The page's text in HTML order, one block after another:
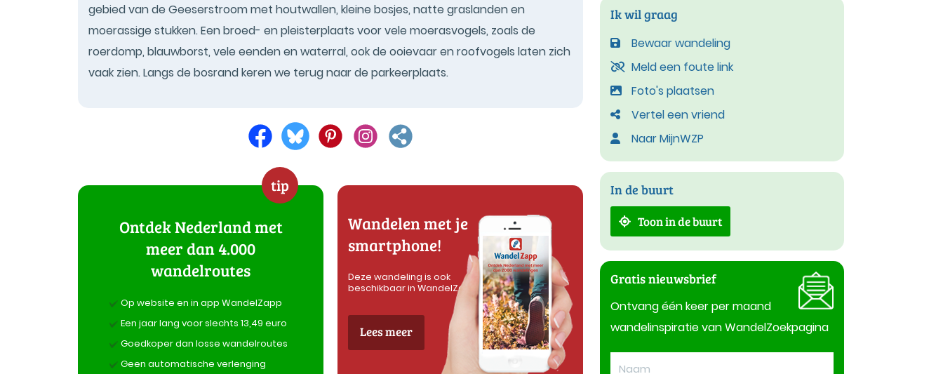
gebied van de Geeserstroom met houtwallen, kleine bosjes, natte graslanden en
moerassige stukken. Een broed- en pleisterplaats voor vele moerasvogels, zoals de
roerdomp, blauwborst, vele eenden en waterral, ook de ooievaar en roofvogels laten zich
vaak zien. Langs de bosrand keren we terug naar de parkeerplaats.
tip
Ontdek Nederland met
meer dan 4.000
wandelroutes
Op website en in app WandelZapp
Een jaar lang voor slechts 13,49 euro
Goedkoper dan losse wandelroutes
Geen automatische verlenging
Wandelen met je
smartphone!
Deze wandeling is ook
beschikbaar in WandelZapp
Lees meer
Ik wil graag
Bewaar wandeling
Meld een foute link
Foto's plaatsen
Vertel een vriend
Naar MijnWZP
In de buurt
Toon in de buurt
Gratis nieuwsbrief
Ontvang één keer per maand
wandelinspiratie van WandelZoekpagina